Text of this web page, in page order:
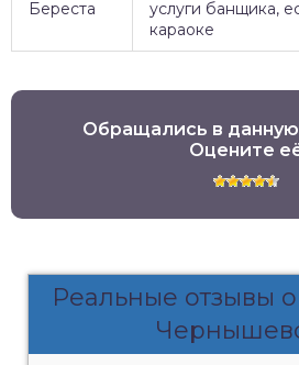
Береста
услуги банщика,
караоке
Обращались в
Оцените
Реальные отзывы